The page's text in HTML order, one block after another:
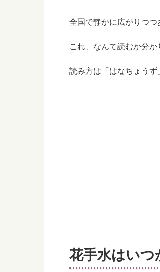
全国で静かに広がりつつ
これ、なんて読むか分か
読み方は「はなちょう
花手水はいつ